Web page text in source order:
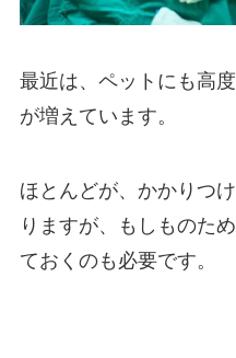
最近は、ペットにも高
が増えています。
ほとんどが、かかりつ
りますが、もしものた
ておくのも必要です。